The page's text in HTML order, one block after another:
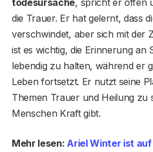
die Trauer. Er hat gelernt, dass
verschwindet, aber sich mit der
ist es wichtig, die Erinnerung an
lebendig zu halten, während er
Leben fortsetzt. Er nutzt seine
Themen Trauer und Heilung zu
Menschen Kraft gibt.
Mehr lesen: Ariel Winter ist auf